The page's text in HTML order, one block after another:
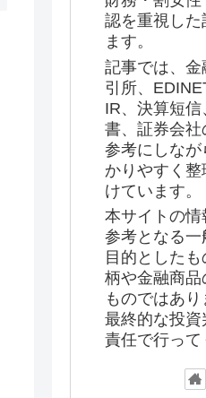
認を重視し
ます。
記事では、金
引所、
IR、決算短
書、証券会社
参考にしな
かりやすく
けています。
本サイトの
参考となる一
目的とした
柄や金融商品
ものではあり
最終的な投
責任で行って